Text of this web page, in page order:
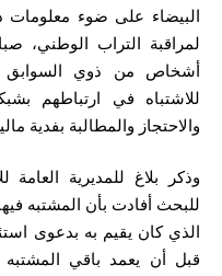
البيضاء على ضوء معلومات
لمراقبة التراب الوطني،
أشخاص من ذوي السوابق
للاشتباه في ارتباطهم
والاحتجاز والمطالبة بفدية
وذكر بلاغ للمديرية العامة
للبحث أفادت بأن المشتبه
الذي كان يقيم به بدعوى
قبل أن يعمد باقي المشتبه